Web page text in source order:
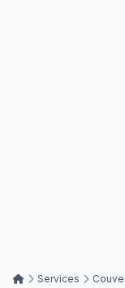
Services